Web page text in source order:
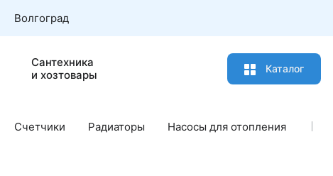
Волгоград
Сантехника
и хозтовары
Каталог
Счетчики Радиаторы Насосы для отопления